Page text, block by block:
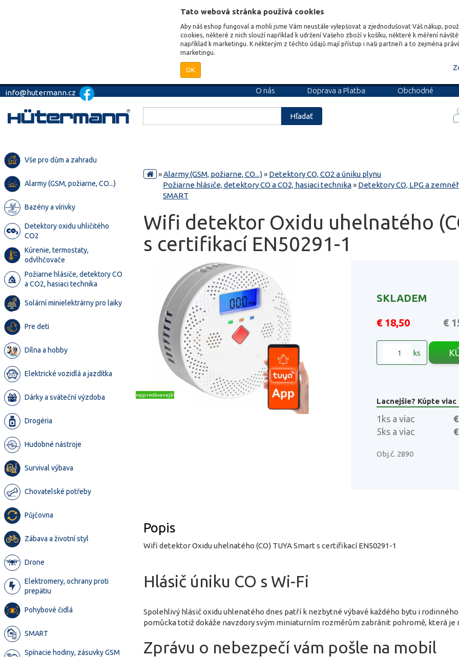
Tato webová stránka používá cookies
Aby náš eshop fungoval a mohli jsme Vám neustále vylepšovat a zjednodušovat Váš nákup,
cookies, některé z nich slouží například k udržení Vašeho zboží v košíku, některé k měření
například k marketingu. K některým z těchto údajů mají přístup i naši partneři a to zejména
marketingu.
OK
info@hutermann.cz O nás Doprava a Platba
Obchodné
Hľadať
Vše pro dům a zahradu
Alarmy (GSM, požiarne, CO...)
Bazény a vírivky
Detektory oxidu uhličitého
CO2
Kúrenie, termostaty,
odvlhčovače
Požiarne hlásiče, detektory CO
a CO2, hasiaci technika
Solární minielektrárny pro laiky
Pre deti
Dílna a hobby
Elektrické vozidlá a jazdítka
Dárky a sváteční výzdoba
Drogéria
Hudobné nástroje
Survival výbava
Chovatelské potřeby
Půjčovna
Zábava a životní styl
Drone
Elektromery, ochrany proti
prepätiu
Pohybové čidlá
SMART
Spínacie hodiny, zásuvky GSM
»Alarmy (GSM, požiarne, CO...)» Detektory CO, CO2 a úniku plynu
Požiarne hlásiče, detektory CO a CO2, hasiaci technika» Detektory CO, LPG a
SMART
Wifi detektor Oxidu uhelnatého
s certifikací EN50291-1
najpredávanejšie
SKLADEM
€ 18,50 €
ks
Lacnejšie? Kúpte viac
1ks a viac
5ks a viac
Obj.č. 2890
Popis
Wifi detektor Oxidu uhelnatého (CO) TUYA Smart s certifikací EN50291-1
Hlásič úniku CO s Wi-Fi
Spolehlivý hlásič oxidu uhlenatého dnes patří k nezbytné výbavě každého bytu i
pomůcka totiž dokáže navzdory svým miniaturním rozměrům zabránit pohromě, která
Zprávu o nebezpečí vám pošle na mobil